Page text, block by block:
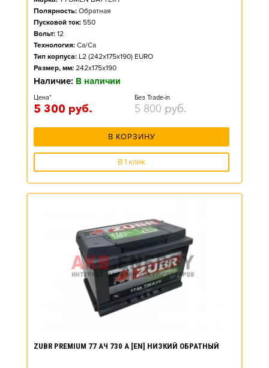
Полярность: Обратная
Пусковой ток: 550
Вольт: 12
Технология: Ca/Ca
Тип корпуса: L2 (242x175x190) EURO
Размер, мм: 242x175x190
Наличие: В наличии
Цена*
5 300 руб.
Без Trade-in
5 800 руб.
В КОРЗИНУ
В 1 клик
ZUBR PREMIUM 77 АЧ 730 А [EN] НИЗКИЙ ОБРАТНЫЙ